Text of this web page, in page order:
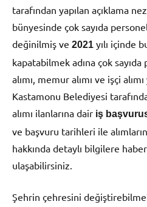
tarafından yapılan açıklama
bünyesinde çok sayıda
değinilmiş ve 2021 yılı içinde
kapatabilmek adına çok sayıda
alımı, memur alımı ve işçi
Kastamonu Belediyesi
alımı ilanlarına dair iş
ve başvuru tarihleri ile
hakkında detaylı bilgilere
ulaşabilirsiniz.
Şehrin çehresini